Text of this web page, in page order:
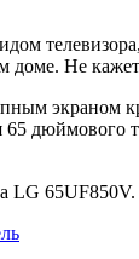
доме. Не
экраном
дюймового
LG 65UF850V.